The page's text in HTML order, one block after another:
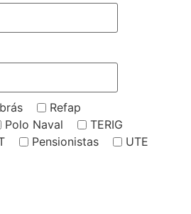
Refap
Polo Naval
TERIG
Pensionistas
UTE